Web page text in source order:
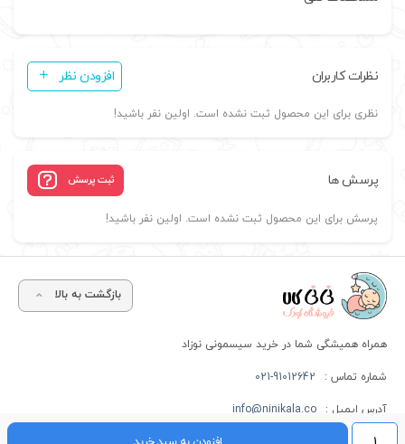
مینی
نظرات کاربران افزودن نظر
نظری برای این محصول ثبت نشده است. اولین نفر باشید!
پرسش ها ثبت پرسش
پرسش برای این محصول ثبت نشده است. اولین نفر باشید!
بازگشت به بالا
همراه همیشگی شما در خرید سیسمونی نوزاد
شماره تماس : 021-91012642
آدرس ایمیل : info@ninikala.co